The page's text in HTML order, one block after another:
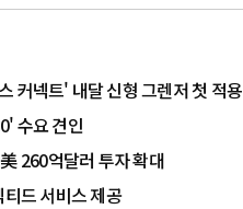
커넥트' 내달 신형 그렌저 첫 적용
수요 견인
260억달러 투자 확대
드 서비스 제공